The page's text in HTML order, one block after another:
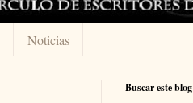
Noticias
Buscar este blog